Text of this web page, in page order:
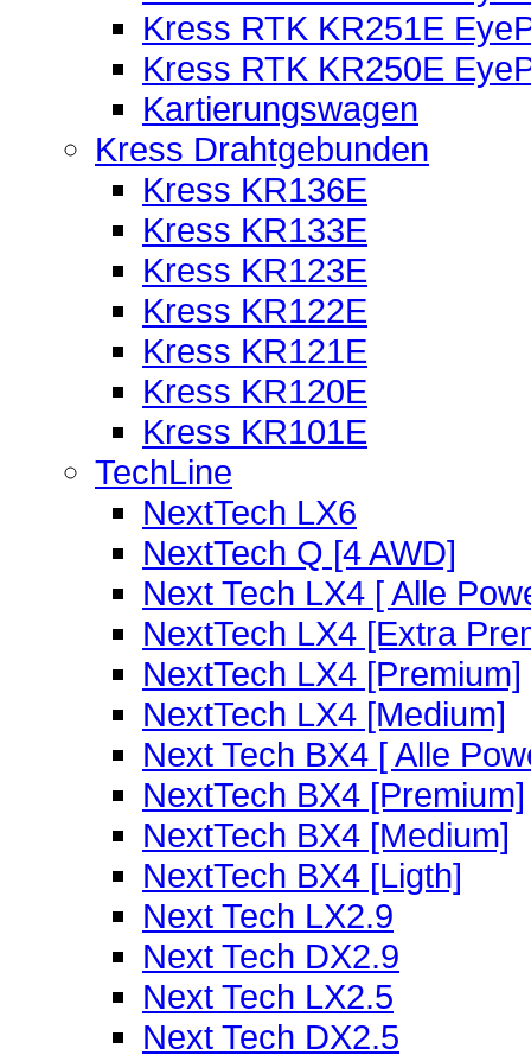
Kress RTK KR251E
Kress RTK KR250E
Kartierungswagen
Kress Drahtgebunden
Kress KR136E
Kress KR133E
Kress KR123E
Kress KR122E
Kress KR121E
Kress KR120E
Kress KR101E
TechLine
NextTech LX6
NextTech Q [4 AWD]
Next Tech LX4 [ Alle
NextTech LX4 [Extra
NextTech LX4 [Premium]
NextTech LX4 [Medium]
Next Tech BX4 [ Alle
NextTech BX4 [Premium]
NextTech BX4 [Medium]
NextTech BX4 [Ligth]
Next Tech LX2.9
Next Tech DX2.9
Next Tech LX2.5
Next Tech DX2.5